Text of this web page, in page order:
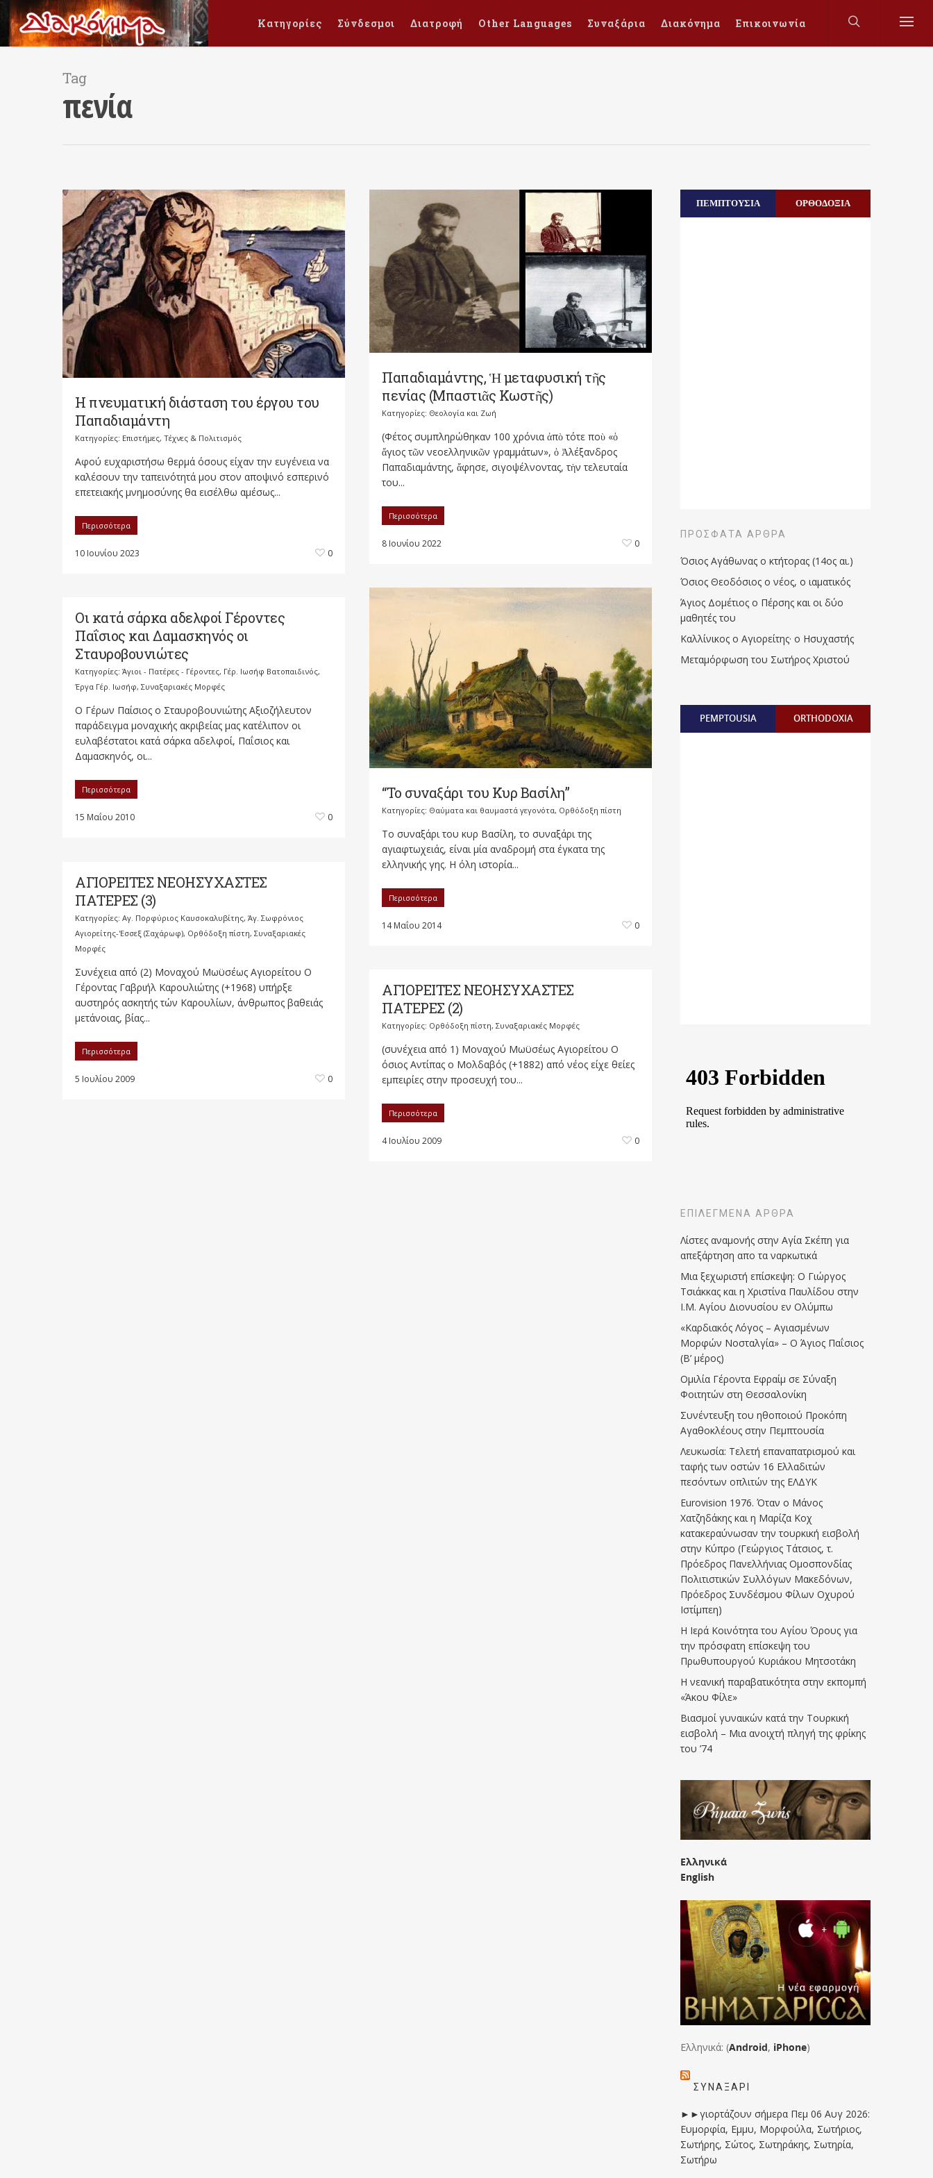
Κατηγορίες Σύνδεσμοι Διατροφή Other Languages Συναξάρια Διακόνημα Επικοινωνία
Tag
πενία
Η πνευματική διάσταση του έργου του
Παπαδιαμάντη
Κατηγορίες: Επιστήμες, Τέχνες & Πολιτισμός
Αφού ευχαριστήσω θερμά όσους είχαν την ευγένεια να
καλέσουν την ταπεινότητά μου στον αποψινό εσπερινό
επετειακής μνημοσύνης θα εισέλθω αμέσως...
Περισσότερα
10 Ιουνίου 2023 0
Παπαδιαμάντης, Ἡ μεταφυσική τῆς
πενίας (Μπαστιᾶς Κωστῆς)
Κατηγορίες: Θεολογία και Ζωή
(Φέτος συμπληρώθηκαν 100 χρόνια ἀπὸ τότε ποὺ «ὁ
ἅγιος τῶν νεοελληνικῶν γραμμάτων», ὁ Ἀλέξανδρος
Παπαδιαμάντης, ἄφησε, σιγοψέλνοντας, τὴν τελευταία
του...
Περισσότερα
8 Ιουνίου 2022 0
“Το συναξάρι του Κυρ Βασίλη”
Κατηγορίες: Θαύματα και θαυμαστά γεγονότα, Ορθόδοξη πίστη
Το συναξάρι του κυρ Βασίλη, το συναξάρι της
αγιαφτωχειάς, είναι μία αναδρομή στα έγκατα της
ελληνικής γης. Η όλη ιστορία...
Περισσότερα
14 Μαΐου 2014 0
Οι κατά σάρκα αδελφοί Γέροντες
Παΐσιος και Δαμασκηνός οι
Σταυροβουνιώτες
Κατηγορίες: Άγιοι - Πατέρες - Γέροντες, Γέρ. Ιωσήφ Βατοπαιδινός,
Έργα Γέρ. Ιωσήφ, Συναξαριακές Μορφές
Ο Γέρων Παίσιος ο Σταυροβουνιώτης Αξιοζήλευτον
παράδειγμα μοναχικής ακριβείας μας κατέλιπον οι
ευλαβέστατοι κατά σάρκα αδελφοί, Παΐσιος και
Δαμασκηνός, οι...
Περισσότερα
15 Μαΐου 2010 0
ΑΓΙΟΡΕΙΤΕΣ ΝΕΟΗΣΥΧΑΣΤΕΣ
ΠΑΤΕΡΕΣ (3)
Κατηγορίες: Αγ. Πορφύριος Καυσοκαλυβίτης, Άγ. Σωφρόνιος
Αγιορείτης-'Εσσεξ (Σαχάρωφ), Ορθόδοξη πίστη, Συναξαριακές
Μορφές
Συνέχεια από (2) Μοναχού Μωϋσέως Αγιορείτου Ο
Γέροντας Γαβριήλ Καρουλιώτης (+1968) υπήρξε
αυστηρός ασκητής τών Καρουλίων, άνθρωπος βαθειάς
μετάνοιας, βίας...
Περισσότερα
5 Ιουλίου 2009 0
ΑΓΙΟΡΕΙΤΕΣ ΝΕΟΗΣΥΧΑΣΤΕΣ
ΠΑΤΕΡΕΣ (2)
Κατηγορίες: Ορθόδοξη πίστη, Συναξαριακές Μορφές
(συνέχεια από 1) Μοναχού Μωϋσέως Αγιορείτου Ο
όσιος Αντίπας ο Μολδαβός (+1882) από νέος είχε θείες
εμπειρίες στην προσευχή του...
Περισσότερα
4 Ιουλίου 2009 0
ΠΕΜΠΤΟΥΣΙΑ ΟΡΘΟΔΟΞΙΑ
ΠΡΌΣΦΑΤΑ ΆΡΘΡΑ
Όσιος Αγάθωνας ο κτήτορας (14ος αι.)
Όσιος Θεοδόσιος ο νέος, ο ιαματικός
Άγιος Δομέτιος ο Πέρσης και οι δύο
μαθητές του
Καλλίνικος ο Αγιορείτης · ο Ησυχαστής
Μεταμόρφωση του Σωτήρος Χριστού
PEMPTOUSIA ORTHODOXIA
ΕΠΙΛΕΓΜΈΝΑ ΆΡΘΡΑ
Λίστες αναμονής στην Αγία Σκέπη για
απεξάρτηση απο τα ναρκωτικά
Μια ξεχωριστή επίσκεψη: Ο Γιώργος
Τσιάκκας και η Χριστίνα Παυλίδου στην
Ι.Μ. Αγίου Διονυσίου εν Ολύμπω
«Καρδιακός Λόγος – Αγιασμένων
Μορφών Νοσταλγία» – Ο Άγιος Παΐσιος
(Β’ μέρος)
Ομιλία Γέροντα Εφραίμ σε Σύναξη
Φοιτητών στη Θεσσαλονίκη
Συνέντευξη του ηθοποιού Προκόπη
Αγαθοκλέους στην Πεμπτουσία
Λευκωσία: Τελετή επαναπατρισμού και
ταφής των οστών 16 Ελλαδιτών
πεσόντων οπλιτών της ΕΛΔΥΚ
Eurovision 1976. Όταν ο Μάνος
Χατζηδάκης και η Μαρίζα Κοχ
κατακεραύνωσαν την τουρκική εισβολή
στην Κύπρο (Γεώργιος Τάτσιος, τ.
Πρόεδρος Πανελλήνιας Ομοσπονδίας
Πολιτιστικών Συλλόγων Μακεδόνων,
Πρόεδρος Συνδέσμου Φίλων Οχυρού
Ιστίμπεη)
Η Ιερά Κοινότητα του Αγίου Όρους για
την πρόσφατη επίσκεψη του
Πρωθυπουργού Κυριάκου Μητσοτάκη
Η νεανική παραβατικότητα στην εκπομπή
«Άκου Φίλε»
Βιασμοί γυναικών κατά την Τουρκική
εισβολή – Μια ανοιχτή πληγή της φρίκης
του ’74
Ελληνικά
English
Ελληνικά: (Android, iPhone)
ΣΥΝΑΞΆΡΙ
►►γιορτάζουν σήμερα Πεμ 06 Αυγ 2026:
Ευμορφία, Εμμυ, Μορφούλα, Σωτήριος,
Σωτήρης, Σώτος, Σωτηράκης, Σωτηρία,
Σωτήρω